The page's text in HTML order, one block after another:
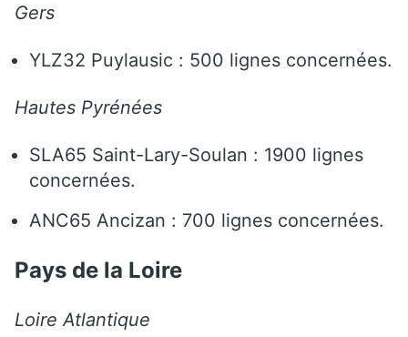
Gers
YLZ32 Puylausic : 500 lignes concernées.
Hautes Pyrénées
SLA65 Saint-Lary-Soulan : 1900 lignes
concernées.
ANC65 Ancizan : 700 lignes concernées.
Pays de la Loire
Loire Atlantique